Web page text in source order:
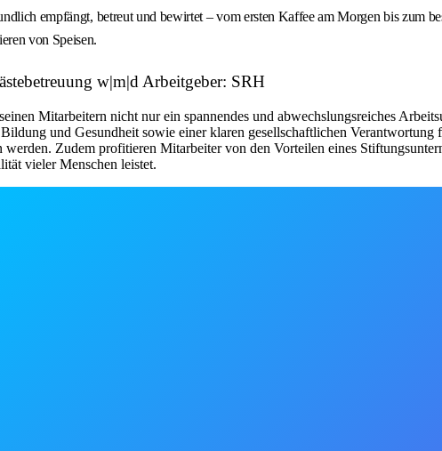
empfängt, betreut und bewirtet – vom ersten Kaffee am Morgen bis zum
von Speisen.
w|m|d Arbeitgeber: SRH
Mitarbeitern nicht nur ein spannendes und abwechslungsreiches
und Gesundheit sowie einer klaren gesellschaftlichen
Zudem profitieren Mitarbeiter von den Vorteilen eines
vieler Menschen leistet.